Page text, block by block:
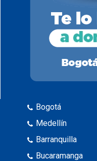
Bogotá
Medellín
Barranquilla
Bucaramanga